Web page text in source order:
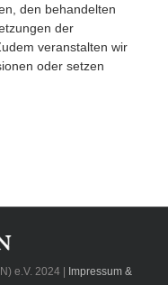
den behandelten
der
veranstalten wir
oder setzen
e.V. 2024 | Impressum &